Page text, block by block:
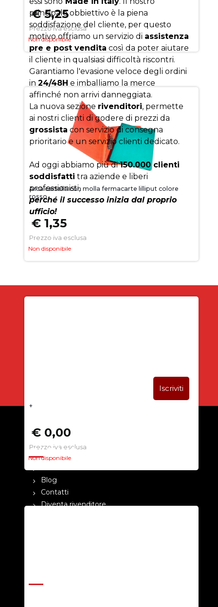
€ 5,25
Prezzo iva esclusa
Non disponibile
Arca cartella con molla fermacarte lilliput colore
rosso
€ 1,35
Prezzo iva esclusa
Non disponibile
+
€ 0,00
Prezzo iva esclusa
Non disponibile
principale obbiettivo è la piena
soddisfazione del cliente, per questo
motivo offriamo un servizio di assistenza
pre e post vendita così da poter aiutare
il cliente in qualsiasi difficoltà riscontri.
Garantiamo l'evasione veloce degli ordini
in 24/48H e imballiamo la merce
affinché non arrivi danneggiata.
La nuova sezione rivenditori, permette
ai nostri clienti di godere di prezzi da
grossista con servizio di consegna
prioritario e un servizio clienti dedicato.
Ad oggi abbiamo più di150.000 clienti
soddisfatti tra aziende e liberi
professionisti,
perché il successo inizia dal proprio
ufficio!
CHI SIAMO
Blog
Contatti
Diventa rivenditore